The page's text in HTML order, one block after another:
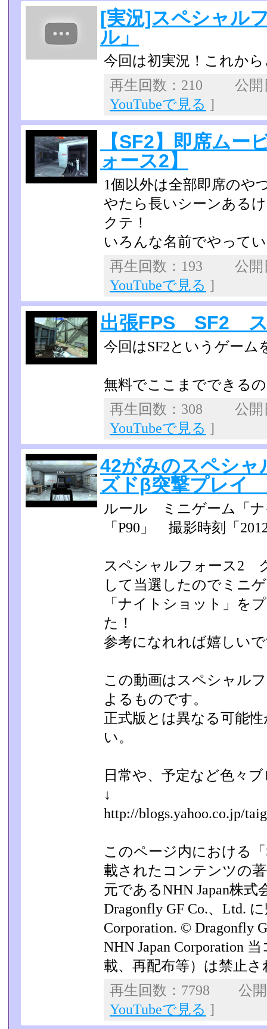
[実況]スペシャル
ル」
今回は初実況！これか
再生回数：210 公
YouTubeで見る ]
【SF2】即席ムー
ォース2】
1個以外は全部即席のや
やたら長いシーンある
クテ！
いろんな名前でやって
再生回数：193 公
YouTubeで見る ]
出張FPS SF2 ス
今回はSF2というゲーム
無料でここまでできる
再生回数：308 公
YouTubeで見る ]
42がみのスペシャ
ズドβ突撃プレイ
ルール ミニゲーム「
スペシャルフォース2
して当選したのでミニ
「ナイトショット」を
た！
参考になれれば嬉しい
この動画はスペシャル
よるものです。
正式版とは異なる可能
い。
日常や、予定など色々
↓
http://blogs.yahoo.co.jp/
このページ内における「
載されたコンテンツの
元であるNHN Japan株
Dragonfly GF Co.、Ltd.
Corporation. © Dragonfly
NHN Japan Corporation
載、再配布等）は禁止
再生回数：7798 公
YouTubeで見る ]